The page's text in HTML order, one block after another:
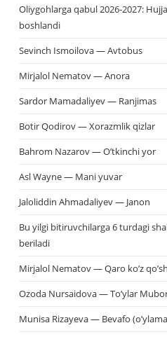
Oliygohlarga qabul 2026-2027:
boshlandi
Sevinch Ismoilova — Avtobus
Mirjalol Nematov — Anora
Sardor Mamadaliyev — Ranjimas
Botir Qodirov — Xorazmlik qizlar
Bahrom Nazarov — O’tkinchi yor
Asl Wayne — Mani yuvar
Jaloliddin Ahmadaliyev — Janon
Bu yilgi bitiruvchilarga 6 turdagi
beriladi
Mirjalol Nematov — Qaro ko’z
Ozoda Nursaidova — To’ylar
Munisa Rizayeva — Bevafo